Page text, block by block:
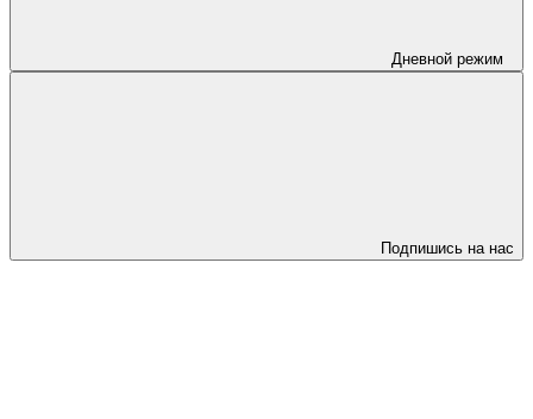
Дневной режим
Подпишись на нас